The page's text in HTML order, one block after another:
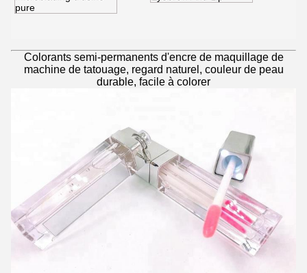
pure
Colorants semi-permanents d'encre de maquillage de
machine de tatouage, regard naturel, couleur de peau
durable, facile à colorer